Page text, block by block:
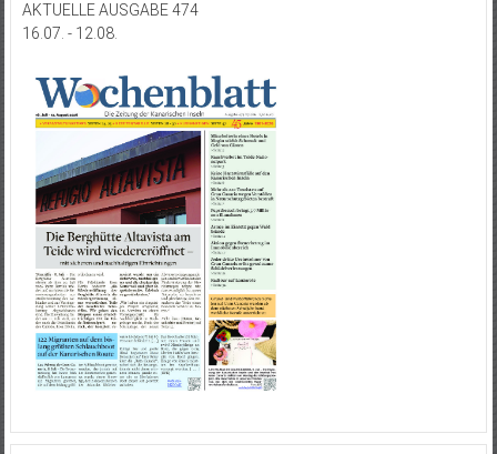
AKTUELLE AUSGABE 474
16.07. - 12.08.